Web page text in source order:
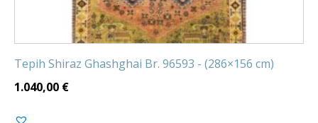
Tepih Shiraz Ghashghai Br. 96593 - (286×156 cm)
1.040,00 €